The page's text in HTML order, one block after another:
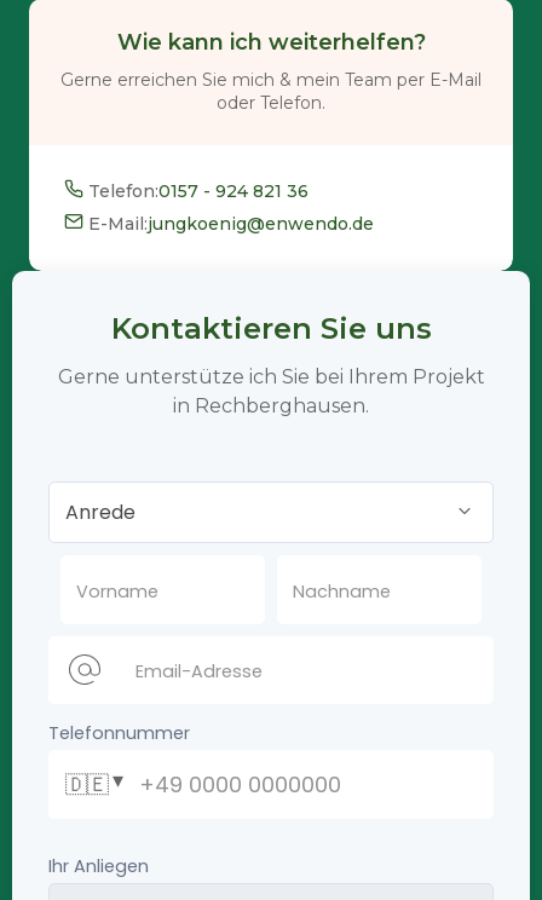
Wie kann ich weiterhelfen?
Gerne erreichen Sie mich & mein Team per E-Mail
oder Telefon.
Telefon:0157 - 924 821 36
E-Mail:jungkoenig@enwendo.de
Kontaktieren Sie uns
Gerne unterstütze ich Sie bei Ihrem Projekt
in Rechberghausen.